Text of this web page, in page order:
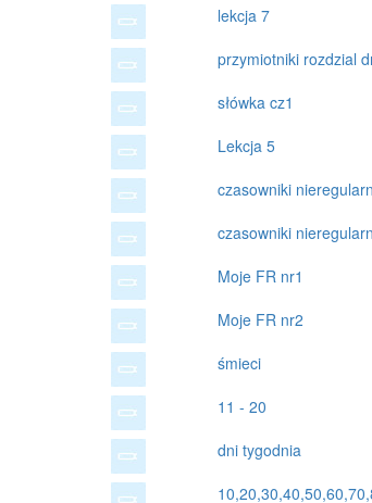
lekcja 7
przymiotniki rozdzial
słówka cz1
Lekcja 5
czasowniki
czasowniki
Moje FR nr1
Moje FR nr2
śmieci
11 - 20
dni tygodnia